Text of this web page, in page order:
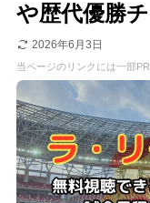
や歴代優勝
2026年6月3日
当ページのリンクには一部PR